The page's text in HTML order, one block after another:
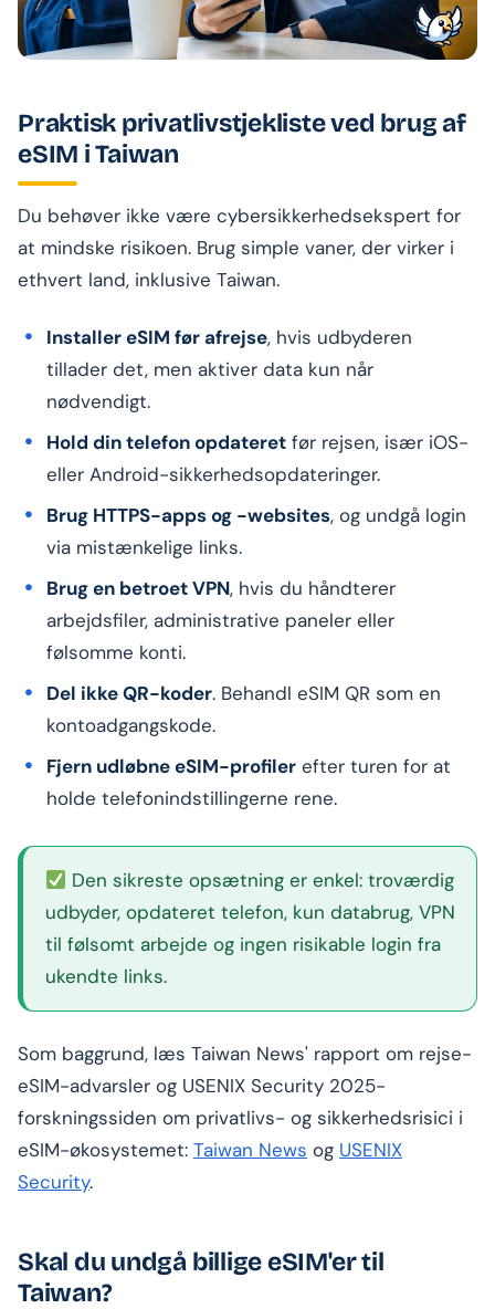
Praktisk privatlivstjekliste ved brug af
eSIM i Taiwan
Du behøver ikke være cybersikkerhedsekspert for
at mindske risikoen. Brug simple vaner, der virker i
ethvert land, inklusive Taiwan.
Installer eSIM før afrejse, hvis udbyderen
tillader det, men aktiver data kun når
nødvendigt.
Hold din telefon opdateret før rejsen, især iOS-
eller Android-sikkerhedsopdateringer.
Brug HTTPS-apps og -websites, og undgå login
via mistænkelige links.
Brug en betroet VPN, hvis du håndterer
arbejdsfiler, administrative paneler eller
følsomme konti.
Del ikke QR-koder. Behandl eSIM QR som en
kontoadgangskode.
Fjern udløbne eSIM-profiler efter turen for at
holde telefonindstillingerne rene.
Den sikreste opsætning er enkel: troværdig
udbyder, opdateret telefon, kun databrug, VPN
til følsomt arbejde og ingen risikable login fra
ukendte links.
Som baggrund, læs Taiwan News' rapport om rejse-
eSIM-advarsler og USENIX Security 2025-
forskningssiden om privatlivs- og sikkerhedsrisici i
eSIM-økosystemet: Taiwan News og USENIX
Security.
Skal du undgå billige eSIM'er til
Taiwan?